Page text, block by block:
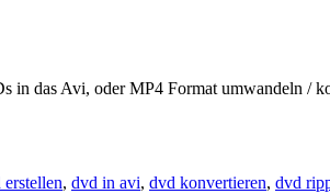
in das Avi, oder MP4 Format umwandeln /
erstellen, dvd in avi, dvd konvertieren, dvd